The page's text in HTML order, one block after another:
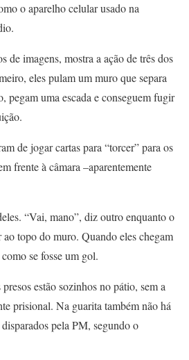
o aparelho celular usado na
de imagens, mostra a ação de três dos
eles pulam um muro que separa
pegam uma escada e conseguem fugir
de jogar cartas para “torcer” para os
frente à câmara –aparentemente
“Vai, mano”, diz outro enquanto o
topo do muro. Quando eles chegam
se fosse um gol.
estão sozinhos no pátio, sem a
prisional. Na guarita também não há
pela PM, segundo o